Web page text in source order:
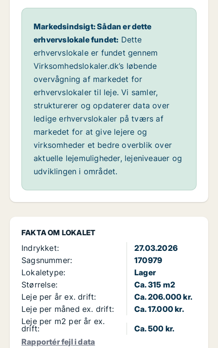
FAKTA OM LOKALET
Indrykket:
27.03.2026
Sagsnummer:
170979
Lokaletype:
Lager
Størrelse:
Ca. 315 m2
Leje per år ex. drift:
Ca. 206.000 kr.
Leje per måned ex. drift:
Ca. 17.000 kr.
Leje per m2 per år ex.
drift:
Ca. 500 kr.
Rapportér fejl i data
Markedsindsigt: Sådan er dette
erhvervslokale fundet: Dette
erhvervslokale er fundet gennem
Virksomhedslokaler.dk’s løbende
overvågning af markedet for
erhvervslokaler til leje. Vi samler,
strukturerer og opdaterer data over
ledige erhvervslokaler på tværs af
markedet for at give lejere og
virksomheder et bedre overblik over
aktuelle lejemuligheder, lejeniveauer og
udviklingen i området.